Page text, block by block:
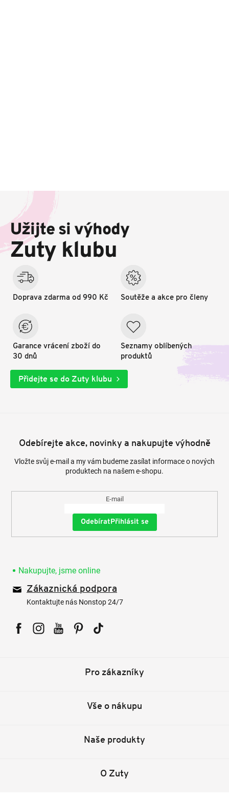
a
í
Užijte si výhody
Zuty klubu
Doprava zdarma od 990 Kč
Garance vrácení zboží do
30 dnů
Soutěže a akce pro členy
Seznamy oblíbených
produktů
Přidejte se do Zuty klubu
Odebírejte akce, novinky a nakupujte výhodně
Vložte svůj e-mail a my vám budeme zasílat informace o nových
produktech na našem e-shopu.
E-mail
Přihlásit se
Nakupujte, jsme online
Zákaznická podpora
Kontaktujte nás Nonstop 24/7
Pro zákazníky
Vše o nákupu
Naše produkty
O Zuty